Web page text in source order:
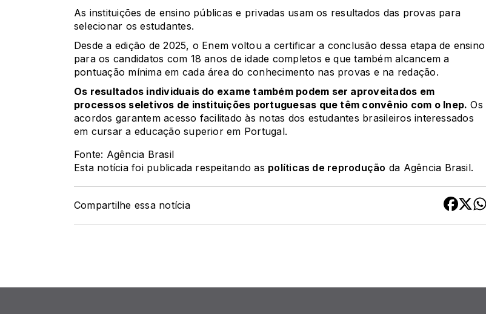
As instituições de ensino públicas e privadas usam os resultados das provas para
selecionar os estudantes.
Desde a edição de 2025, o Enem voltou a certificar a conclusão dessa etapa de ensino
para os candidatos com 18 anos de idade completos e que também alcancem a
pontuação mínima em cada área do conhecimento nas provas e na redação.
Os resultados individuais do exame também podem ser aproveitados em
processos seletivos de instituições portuguesas que têm convênio com o Inep. Os
acordos garantem acesso facilitado às notas dos estudantes brasileiros interessados
em cursar a educação superior em Portugal.
Fonte: Agência Brasil
Esta notícia foi publicada respeitando as políticas de reprodução da Agência Brasil.
Compartilhe essa notícia